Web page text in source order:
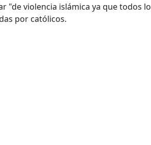
"de violencia islámica ya que todos
por católicos.